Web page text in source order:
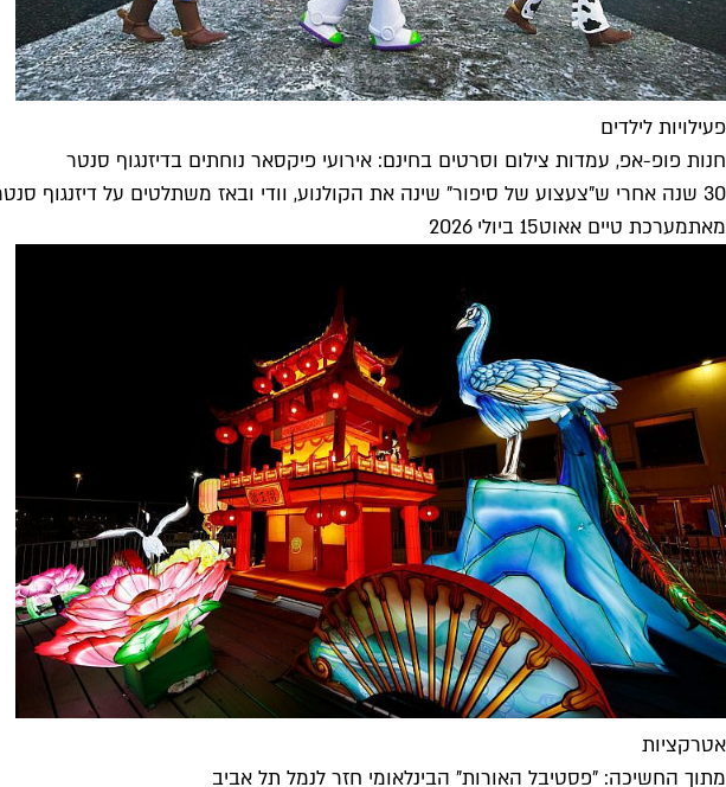
פעילויות לילדים
חנות פופ-אפ, עמדות צילום וסרטים בחינם: אירועי פיקסאר נוחתים בדיזנגוף סנטר
30 שנה אחרי ש"צעצוע של סיפור" שינה את הקולנוע, וודי ובאז משתלטים על דיזנגוף סנטר. חודש של מתחמי צילום, הקרנות חינם,...
מאתמערכת טיים אאוט15 ביולי 2026
אטרקציות
מתוך החשיכה: "פסטיבל האורות" הבינלאומי חזר לנמל תל אביב